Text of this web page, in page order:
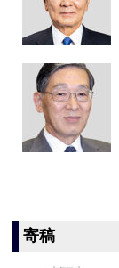
寄稿